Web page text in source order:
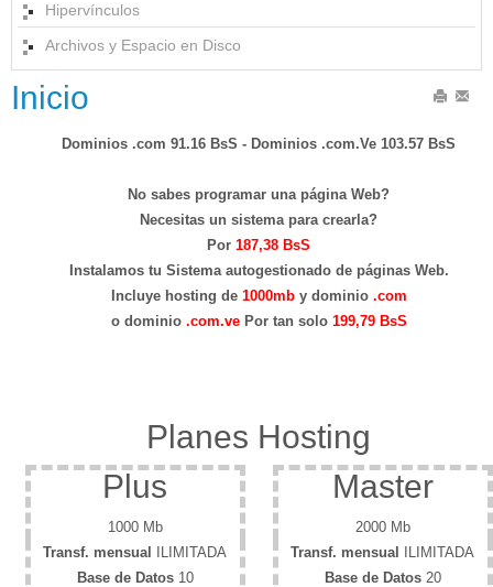
Hipervínculos
Archivos y Espacio en Disco
Inicio
Dominios .com 91.16 BsS - Dominios .com.Ve 103.57 BsS
No sabes programar una página Web?
Necesitas un sistema para crearla?
Por 187,38 BsS
Instalamos tu Sistema autogestionado de páginas Web.
Incluye hosting de 1000mby dominio.com
o dominio.com.vePor tan solo 199,79 BsS
Planes Hosting
Plus
1000 Mb
Transf. mensual
ILIMITADA
Base de Datos10
Master
2000 Mb
Transf. mensual
ILIMITADA
Base de Datos20